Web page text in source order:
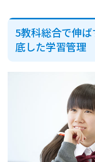
5教科総合で伸
底した学習管理